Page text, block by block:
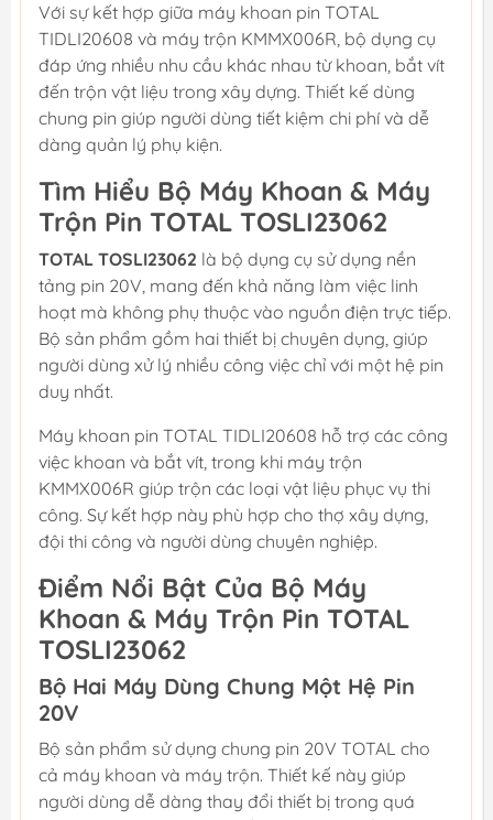
Với sự kết hợp giữa máy khoan pin TOTAL
TIDLI20608 và máy trộn KMMX006R, bộ dụng cụ
đáp ứng nhiều nhu cầu khác nhau từ khoan, bắt vít
đến trộn vật liệu trong xây dựng. Thiết kế dùng
chung pin giúp người dùng tiết kiệm chi phí và dễ
dàng quản lý phụ kiện.
Tìm Hiểu Bộ Máy Khoan & Máy
Trộn Pin TOTAL TOSLI23062
TOTAL TOSLI23062 là bộ dụng cụ sử dụng nền
tảng pin 20V, mang đến khả năng làm việc linh
hoạt mà không phụ thuộc vào nguồn điện trực tiếp.
Bộ sản phẩm gồm hai thiết bị chuyên dụng, giúp
người dùng xử lý nhiều công việc chỉ với một hệ pin
duy nhất.
Máy khoan pin TOTAL TIDLI20608 hỗ trợ các công
việc khoan và bắt vít, trong khi máy trộn
KMMX006R giúp trộn các loại vật liệu phục vụ thi
công. Sự kết hợp này phù hợp cho thợ xây dựng,
đội thi công và người dùng chuyên nghiệp.
Điểm Nổi Bật Của Bộ Máy
Khoan & Máy Trộn Pin TOTAL
TOSLI23062
Bộ Hai Máy Dùng Chung Một Hệ Pin
20V
Bộ sản phẩm sử dụng chung pin 20V TOTAL cho
cả máy khoan và máy trộn. Thiết kế này giúp
người dùng dễ dàng thay đổi thiết bị trong quá